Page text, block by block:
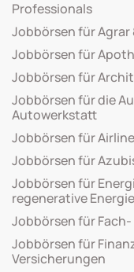
Professionals
Jobbörsen für
Jobbörsen für
Jobbörsen für
Jobbörsen für die
Autowerkstatt
Jobbörsen für
Jobbörsen für
Jobbörsen für
regenerative Energie
Jobbörsen für
Jobbörsen für
Versicherungen